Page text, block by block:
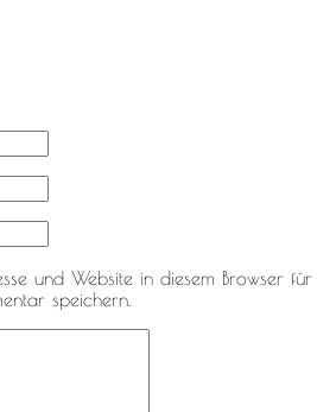
und Website in diesem Browser für
speichern.